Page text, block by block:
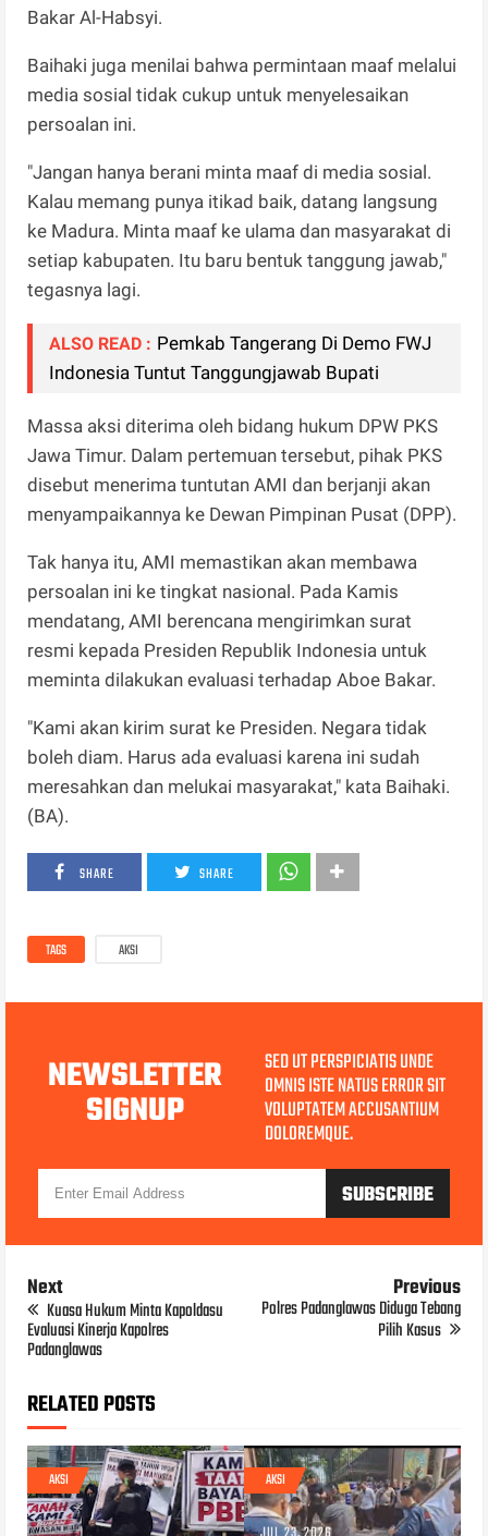
Bakar Al-Habsyi.
Baihaki juga menilai bahwa permintaan maaf melalui
media sosial tidak cukup untuk menyelesaikan
persoalan ini.
"Jangan hanya berani minta maaf di media sosial.
Kalau memang punya itikad baik, datang langsung
ke Madura. Minta maaf ke ulama dan masyarakat di
setiap kabupaten. Itu baru bentuk tanggung jawab,"
tegasnya lagi.
ALSO READ : Pemkab Tangerang Di Demo FWJ
Indonesia Tuntut Tanggungjawab Bupati
Massa aksi diterima oleh bidang hukum DPW PKS
Jawa Timur. Dalam pertemuan tersebut, pihak PKS
disebut menerima tuntutan AMI dan berjanji akan
menyampaikannya ke Dewan Pimpinan Pusat (DPP).
Tak hanya itu, AMI memastikan akan membawa
persoalan ini ke tingkat nasional. Pada Kamis
mendatang, AMI berencana mengirimkan surat
resmi kepada Presiden Republik Indonesia untuk
meminta dilakukan evaluasi terhadap Aboe Bakar.
"Kami akan kirim surat ke Presiden. Negara tidak
boleh diam. Harus ada evaluasi karena ini sudah
meresahkan dan melukai masyarakat," kata Baihaki.
(BA).
SHARE SHARE
TAGS AKSI
NEWSLETTER
SIGNUP
SED UT PERSPICIATIS UNDE
OMNIS ISTE NATUS ERROR SIT
VOLUPTATEM ACCUSANTIUM
DOLOREMQUE.
Next
Kuasa Hukum Minta Kapoldasu
Evaluasi Kinerja Kapolres
Padanglawas
Previous
Polres Padanglawas Diduga Tebang
Pilih Kasus
RELATED POSTS
AKSI AKSI